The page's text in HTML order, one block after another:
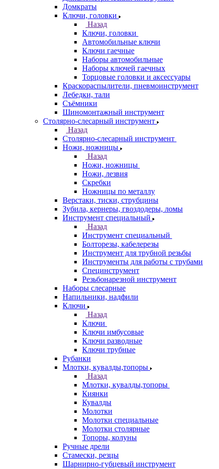
Домкраты
Ключи, головки
Назад
Ключи, головки
Автомобильные ключи
Ключи гаечные
Наборы автомобильные
Наборы ключей гаечных
Торцовые головки и аксессуары
Краскораспылители, пневмоинструмент
Лебедки, тали
Съёмники
Шиномонтажный инструмент
Столярно-слесарный инструмент
Назад
Столярно-слесарный инструмент
Ножи, ножницы
Назад
Ножи, ножницы
Ножи, лезвия
Скребки
Ножницы по металлу
Верстаки, тиски, струбцины
Зубила, кернеры, гвоздодеры, ломы
Инструмент специальный
Назад
Инструмент специальный
Болторезы, кабелерезы
Инструмент для трубной резьбы
Инструменты для работы с трубами
Специнструмент
Резьбонарезной инструмент
Наборы слесарные
Напильники, надфили
Ключи
Назад
Ключи
Ключи имбусовые
Ключи разводные
Ключи трубные
Рубанки
Млотки, кувалды,топоры
Назад
Млотки, кувалды,топоры
Киянки
Кувалды
Молотки
Молотки специальные
Молотки столярные
Топоры, колуны
Ручные дрели
Стамески, резцы
Шарнирно-губцевый инструмент